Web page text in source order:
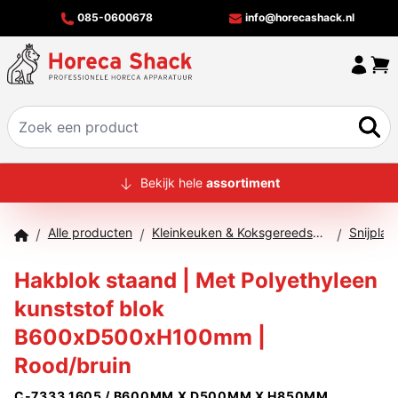
085-0600678 info@horecashack.nl
HOME
MERKEN
OFFERTECHECKER
CONTACT
Bekijk hele assortiment
/ Alle producten / Kleinkeuken & Koksgereedschap /
Hakblok staand | Met Polyethyleen
kunststof blok
B600xD500xH100mm |
Rood/bruin